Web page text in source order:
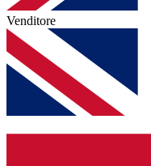
Venditore